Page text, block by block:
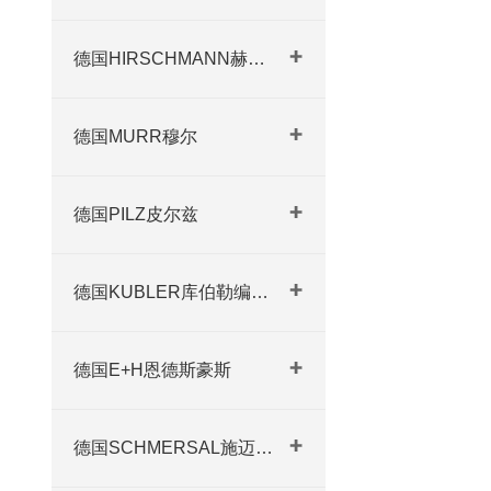
德国HIRSCHMANN赫斯曼交换机
德国MURR穆尔
德国PILZ皮尔兹
德国KUBLER库伯勒编码器
德国E+H恩德斯豪斯
德国SCHMERSAL施迈赛开关